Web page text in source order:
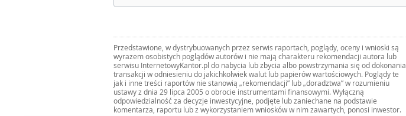
Przedstawione, w dystrybuowanych przez serwis raportach, poglądy, oceny i wnioski są
wyrazem osobistych poglądów autorów i nie mają charakteru rekomendacji autora lub
serwisu InternetowyKantor.pl do nabycia lub zbycia albo powstrzymania się od dokonania
transakcji w odniesieniu do jakichkolwiek walut lub papierów wartościowych. Poglądy te
jak i inne treści raportów nie stanowią „rekomendacji” lub „doradztwa” w rozumieniu
ustawy z dnia 29 lipca 2005 o obrocie instrumentami finansowymi. Wyłączną
odpowiedzialność za decyzje inwestycyjne, podjęte lub zaniechane na podstawie
komentarza, raportu lub z wykorzystaniem wniosków w nim zawartych, ponosi inwestor.